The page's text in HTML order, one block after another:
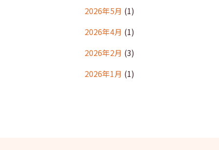
2026年5月 (1)
2026年4月 (1)
2026年2月 (3)
2026年1月 (1)